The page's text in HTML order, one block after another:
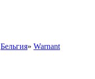
Бельгия» Warnant